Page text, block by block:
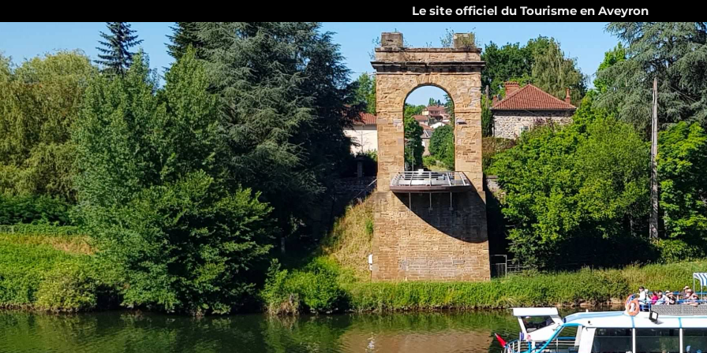
Le site officiel du Tourisme en Aveyron